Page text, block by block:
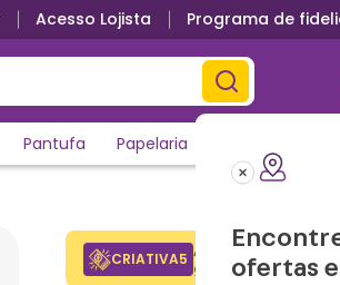
Acesso Lojista Programa de
ofertas
Pantufa Papelaria
CRIATIVA5 Adicione o
ganhe desconto